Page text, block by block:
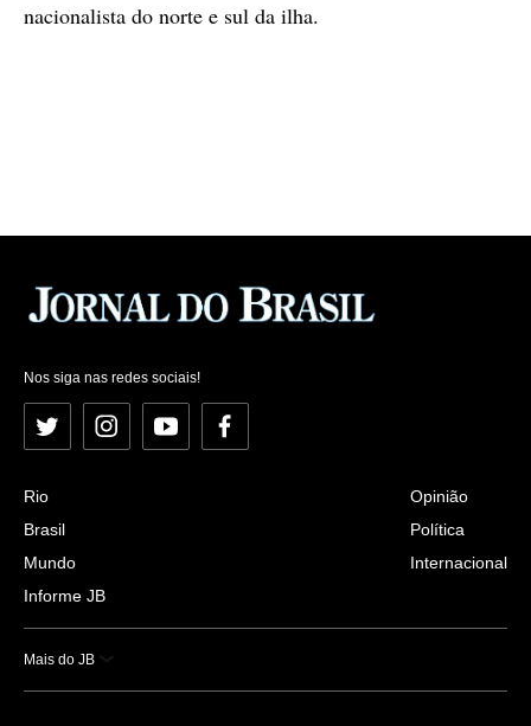
nacionalista do norte e sul da ilha.
Nos siga nas redes sociais!
Twitter InstagramYouTubeFacebook
Rio
Brasil
Mundo
Informe JB
Opinião
Política
Internacional
Mais do JB
Esportes